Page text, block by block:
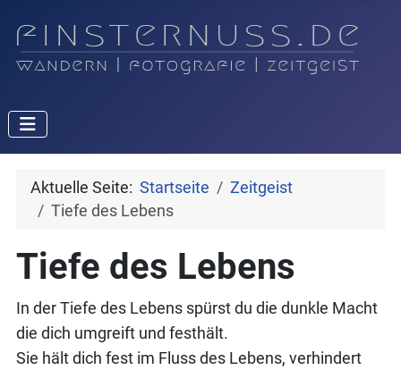
Aktuelle Seite: Startseite
Zeitgeist
Tiefe des Lebens
Tiefe des Lebens
In der Tiefe des Lebens spürst du die dunkle Macht
die dich umgreift und festhält.
Sie hält dich fest im Fluss des Lebens, verhindert